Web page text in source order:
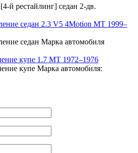
й рестайлинг] седан 2-дв.
седан 2.3 V5 4Motion MT 1999–
седан Марка автомобиля
купе 1.7 MT 1972–1976
купе Марка автомобиля: